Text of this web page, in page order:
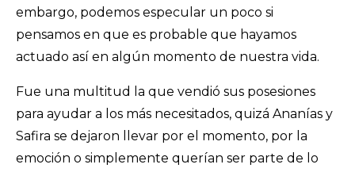
embargo, podemos especular un poco si
pensamos en que es probable que hayamos
actuado así en algún momento de nuestra vida.
Fue una multitud la que vendió sus posesiones
para ayudar a los más necesitados, quizá Ananías y
Safira se dejaron llevar por el momento, por la
emoción o simplemente querían ser parte de lo